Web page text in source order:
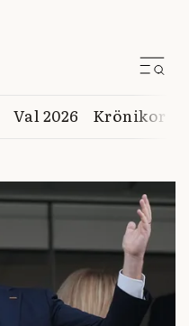
Val 2026 Krönikor